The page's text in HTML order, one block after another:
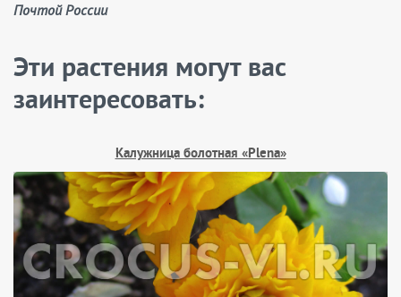
Почтой России
Эти растения могут вас
заинтересовать:
Калужница болотная «Plena»